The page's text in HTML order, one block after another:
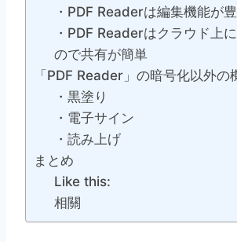
・PDF Readerは編集機能が
・PDF Readerはクラウド上
ので共有が簡単
「PDF Reader」の暗号化以外の
・黒塗り
・電子サイン
・読み上げ
まとめ
Like this:
相關